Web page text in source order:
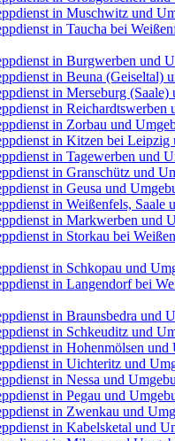
in Muschwitz und
in Taucha bei
in Burgwerben und
in Beuna (Geiseltal)
in Merseburg (Saale)
in Reichardtswerben
in Zorbau und
in Kitzen bei Leipzig
in Tagewerben und
in Granschütz und
in Geusa und
in Weißenfels, Saale
in Markwerben und
in Storkau bei
in Schkopau und
in Langendorf bei
in Braunsbedra und
in Schkeuditz und
in Hohenmölsen und
in Uichteritz und
in Nessa und
in Pegau und
in Zwenkau und
in Kabelsketal und